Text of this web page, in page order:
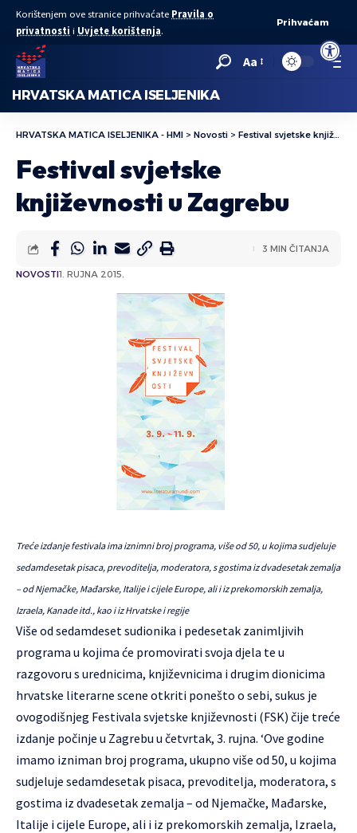
Open
Korištenjem ove stranice prihvaćate Pravila o
privatnosti i Uvjete korištenja.
Prihvaćam
Aa
HRVATSKA MATICA ISELJENIKA
HRVATSKA MATICA ISELJENIKA - HMI > Novosti > Festival svjetske književnosti u Zagrebu
Festival svjetske
književnosti u Zagrebu
NOVOSTI1. RUJNA 2015.
3 MIN ČITANJA
Treće izdanje festivala ima iznimni broj programa, više od 50, u kojima sudjeluje
sedamdesetak pisaca, prevoditelja, moderatora, s gostima iz dvadesetak zemalja
– od Njemačke, Mađarske, Italije i cijele Europe, ali i iz prekomorskih zemalja,
Izraela, Kanade itd., kao i iz Hrvatske i regije
Više od sedamdeset sudionika i pedesetak zanimljivih
programa u kojima će promovirati svoja djela te u
razgovoru s urednicima, književnicima i drugim dionicima
hrvatske literarne scene otkriti ponešto o sebi, sukus je
ovogodišnjeg Festivala svjetske književnosti (FSK) čije treće
izdanje počinje u Zagrebu u četvrtak, 3. rujna. ‘Ove godine
imamo izniman broj programa, ukupno više od 50, u kojima
sudjeluje sedamdesetak pisaca, prevoditelja, moderatora, s
gostima iz dvadesetak zemalja – od Njemačke, Mađarske,
Italije i cijele Europe, ali i iz prekomorskih zemalja, Izraela,